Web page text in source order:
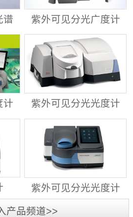
谱
紫外可见分光广度计
Evolution™ 201/220
计
紫外可见分光光度计
Evolution™ 350
紫外可见分光光度计
GENESYS™ 40/50
产品频道>>